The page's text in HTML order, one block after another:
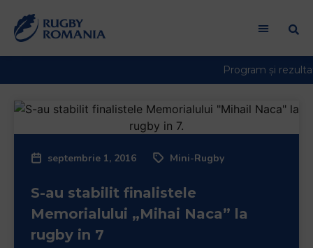
septembrie 1, 2016 Mini-Rugby
S-au stabilit finalistele
Memorialului „Mihai Naca” la
rugby in 7